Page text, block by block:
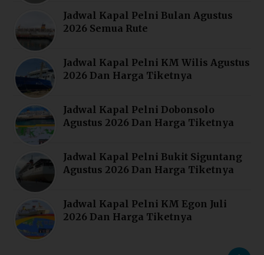
Jadwal Kapal Pelni Bulan Agustus
2026 Semua Rute
Jadwal Kapal Pelni KM Wilis Agustus
2026 Dan Harga Tiketnya
Jadwal Kapal Pelni Dobonsolo
Agustus 2026 Dan Harga Tiketnya
Jadwal Kapal Pelni Bukit Siguntang
Agustus 2026 Dan Harga Tiketnya
Jadwal Kapal Pelni KM Egon Juli
2026 Dan Harga Tiketnya